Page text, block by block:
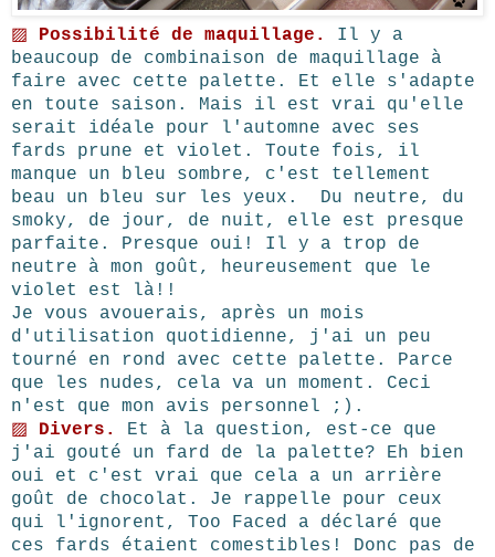
▨ Possibilité de maquillage.
Il y a
beaucoup de combinaison de maquillage à
faire avec cette palette. Et elle s'adapte
en toute saison. Mais il est vrai qu'elle
serait idéale pour l'automne avec ses
fards prune et violet. Toute fois, il
manque un bleu sombre, c'est tellement
beau un bleu sur les yeux. Du neutre, du
smoky, de jour, de nuit, elle est presque
parfaite. Presque oui! Il y a trop de
neutre à mon goût, heureusement que le
violet est là!!
Je vous avouerais, après un mois
d'utilisation quotidienne, j'ai un peu
tourné en rond avec cette palette. Parce
que les nudes, cela va un moment. Ceci
n'est que mon avis personnel ;).
▨
Divers.
Et à la question, est-ce que
j'ai gouté un fard de la palette? Eh bien
oui et c'est vrai que cela a un arrière
goût de chocolat. Je rappelle pour ceux
qui l'ignorent, Too Faced a déclaré que
ces fards étaient comestibles! Donc pas de